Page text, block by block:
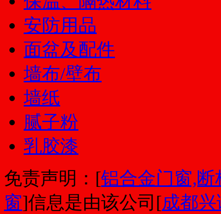
安防用品
面盆及配件
墙布/壁布
墙纸
腻子粉
乳胶漆
免责声明：[铝合金门窗,
窗]信息是由该公司[成都